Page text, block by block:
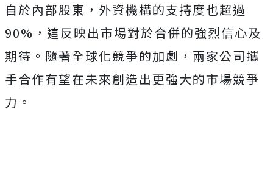
自於內部股東，外資機構的支持度也超過
90%，這反映出市場對於合併的強烈信心及
期待。隨著全球化競爭的加劇，兩家公司攜
手合作有望在未來創造出更強大的市場競爭
力。